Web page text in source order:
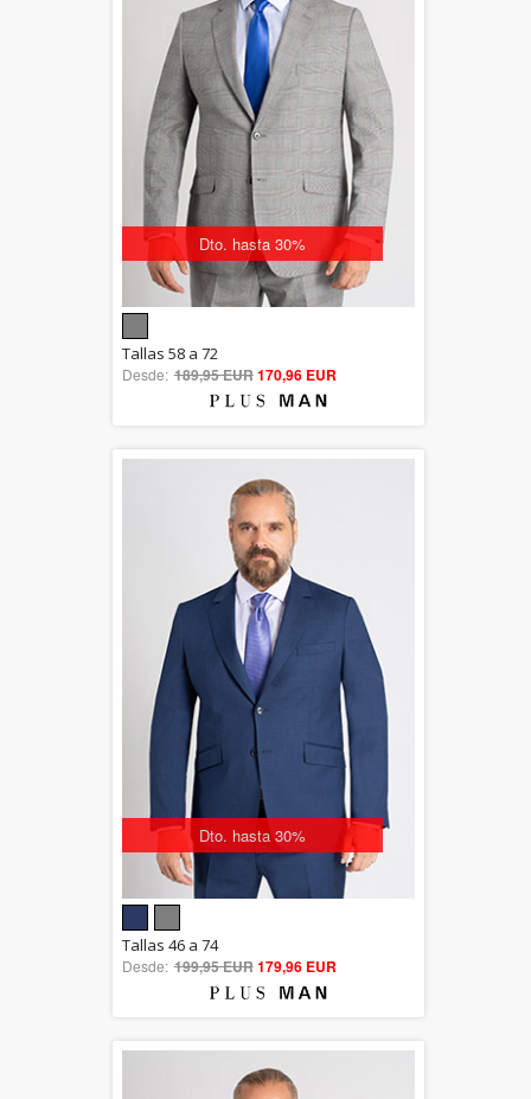
Dto. hasta 30%
out of 5
Tallas 58 a 72
Desde: 189,95 EUR170,96 EUR
Dto. hasta 30%
out of 5
Tallas 46 a 74
Desde: 199,95 EUR179,96 EUR